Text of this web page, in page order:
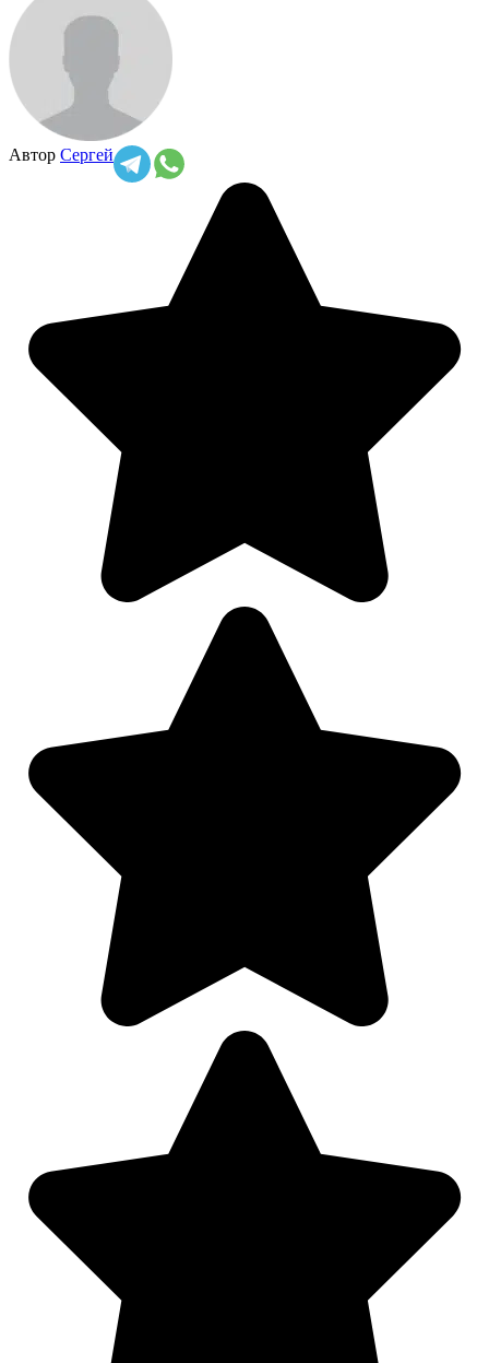
Автор Сергей